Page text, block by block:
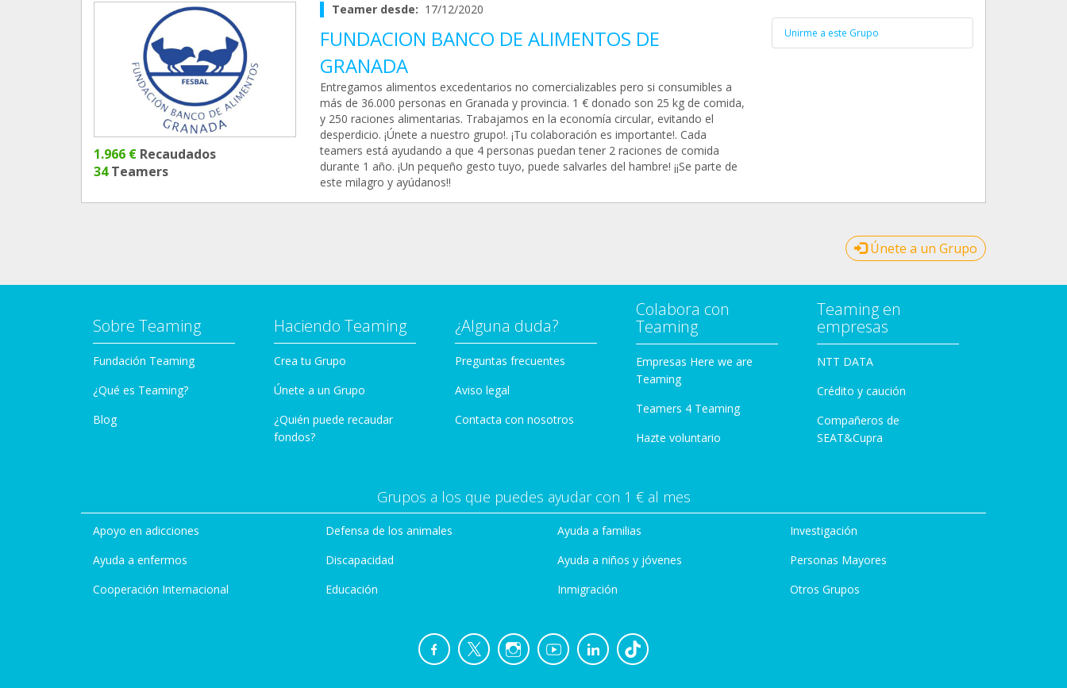
1.966 € Recaudados
34Teamers
Teamer desde: 17/12/2020
FUNDACION BANCO DE ALIMENTOS DE
GRANADA
Entregamos alimentos excedentarios no comercializables pero si consumibles a
más de 36.000 personas en Granada y provincia. 1 € donado son 25 kg de comida,
y 250 raciones alimentarias. Trabajamos en la economía circular, evitando el
desperdicio. ¡Únete a nuestro grupo!. ¡Tu colaboración es importante!. Cada
teamers está ayudando a que 4 personas puedan tener 2 raciones de comida
durante 1 año. ¡Un pequeño gesto tuyo, puede salvarles del hambre! ¡¡Se parte de
este milagro y ayúdanos!!
Unirme a este Grupo
Únete a un Grupo
Sobre Teaming
Fundación Teaming
¿Qué es Teaming?
Blog
Haciendo Teaming
Crea tu Grupo
Únete a un Grupo
¿Quién puede recaudar
fondos?
¿Alguna duda?
Preguntas frecuentes
Aviso legal
Contacta con nosotros
Colabora con
Teaming
Empresas Here we are
Teaming
Teamers 4 Teaming
Hazte voluntario
Teaming en
empresas
NTT DATA
Crédito y caución
Compañeros de
SEAT&Cupra
Grupos a los que puedes ayudar con 1 € al mes
Apoyo en adicciones
Ayuda a enfermos
Cooperación Internacional
Defensa de los animales
Discapacidad
Educación
Ayuda a familias
Ayuda a niños y jóvenes
Inmigración
Investigación
Personas Mayores
Otros Grupos